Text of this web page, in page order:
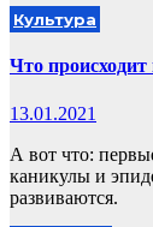
Культура
Что
13.01.2021
А вот что:
каникулы и
развиваются.